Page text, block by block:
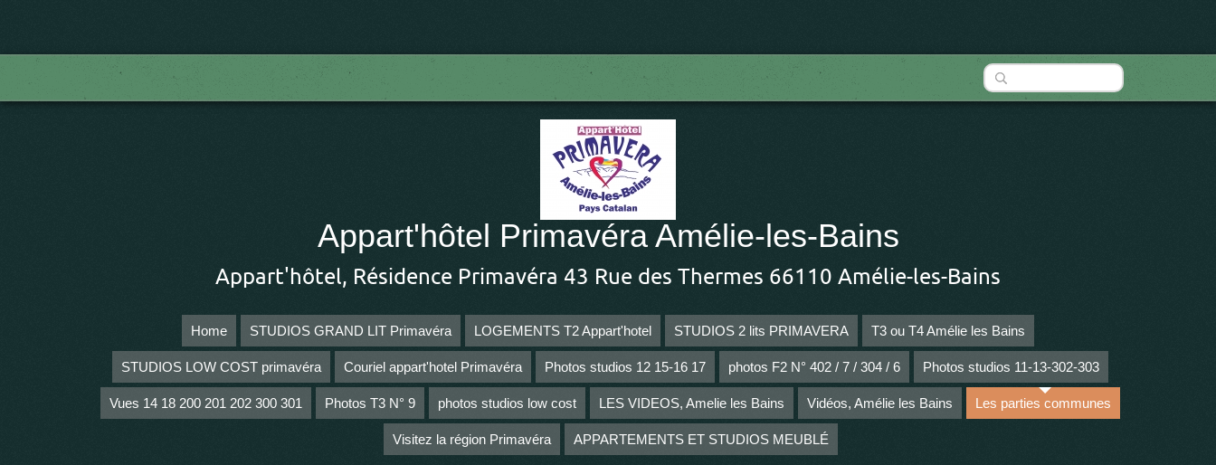
Appart'hôtel Primavéra Amélie-les-Bains
Appart'hôtel, Résidence Primavéra 43 Rue des Thermes 66110 Amélie-les-Bains
Home STUDIOS GRAND LIT Primavéra LOGEMENTS T2 Appart'hotel STUDIOS 2 lits PRIMAVERA T3 ou T4 Amélie les Bains
STUDIOS LOW COST primavéra Couriel appart'hotel Primavéra Photos studios 12 15-16 17 photos F2 N° 402 / 7 / 304 / 6 Photos studios 11-13-302-303
Vues 14 18 200 201 202 300 301 Photos T3 N° 9 photos studios low cost LES VIDEOS, Amelie les Bains Vidéos, Amélie les Bains Les parties communes
Visitez la région Primavéra APPARTEMENTS ET STUDIOS MEUBLÉ